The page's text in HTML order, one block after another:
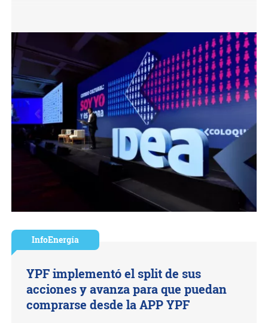
InfoEnergía
YPF implementó el split de sus
acciones y avanza para que puedan
comprarse desde la APP YPF